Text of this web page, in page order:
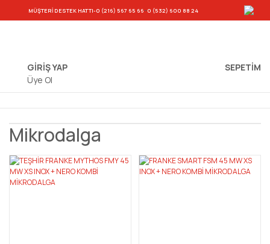
MÜŞTERİ DESTEK HATTI-0 (216) 567 65 66-0 (532) 600 88 24
GİRİŞ YAP
Üye Ol
SEPETIM
Mikrodalga